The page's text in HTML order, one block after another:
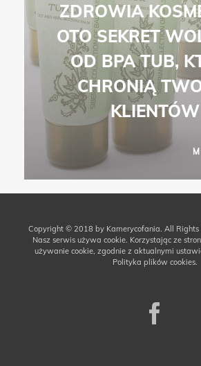
ZDROWIA
OTO SEKRET
OD BPA TUB,
CHRONIĄ
KLIENTÓW
Copyright © 2018 by Kamerycofania. All Rights
Nasz serwis używa cookie. Korzystając ze
używanie cookie, zgodnie z aktualnymi
Polityka plików cookies.